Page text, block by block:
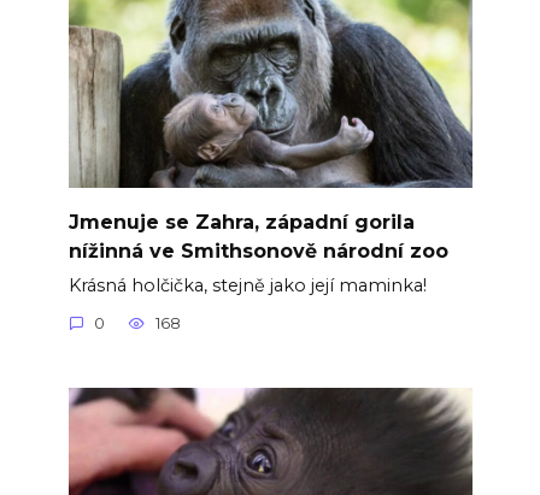
Jmenuje se Zahra, západní gorila
nížinná ve Smithsonově národní zoo
Krásná holčička, stejně jako její maminka!
0 168